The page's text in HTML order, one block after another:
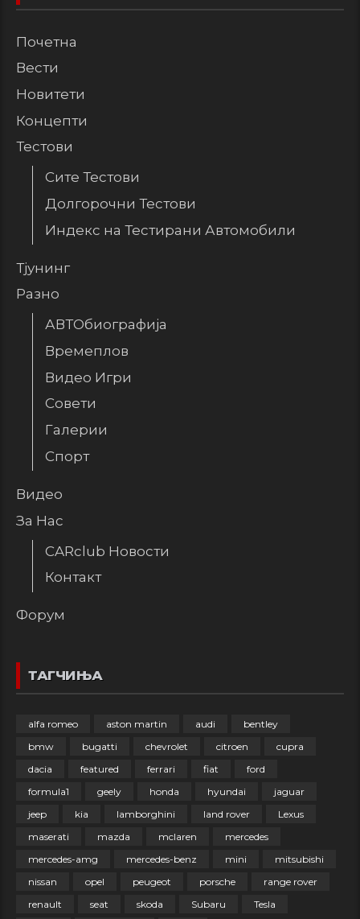
Почетна
Вести
Новитети
Концепти
Тестови
Сите Тестови
Долгорочни Тестови
Индекс на Тестирани Автомобили
Тјунинг
Разно
АВТОбиографија
Времеплов
Видео Игри
Совети
Галерии
Спорт
Видео
За Нас
CARclub Новости
Контакт
Форум
ТАГЧИЊА
alfa romeo aston martin audi
bentley
bmw
bugatti chevrolet citroen
cupra
dacia
featured ferrari fiat
ford
formula1
geely honda hyundai
jaguar
jeep
kia lamborghini land rover
Lexus
maserati
mazda mclaren
mercedes
mercedes-amg
mercedes-benz mini
mitsubishi
nissan
opel peugeot porsche
range rover
renault
seat skoda Subaru Tesla